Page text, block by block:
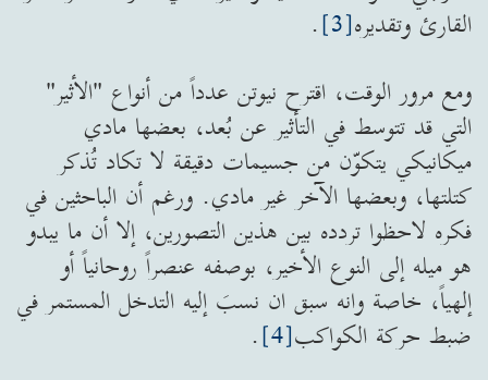
القارئ وتقديره[3]
.
ومع مرور الوقت، اقترح نيوتن عدداً من أنواع "الأثير"
التي قد تتوسط في التأثير عن بُعد، بعضها مادي
ميكانيكي يتكوّن من جسيمات دقيقة لا تكاد تُذكر
كتلتها، وبعضها الآخر غير مادي. ورغم أن الباحثين في
فكره لاحظوا تردده بين هذين التصورين، إلا أن ما يبدو
هو ميله إلى النوع الأخير، بوصفه عنصراً روحانياً أو
إلهياً، خاصة وانه سبق ان نسبَ إليه التدخل المستمر في
ضبط حركة الكواكب[4]
.